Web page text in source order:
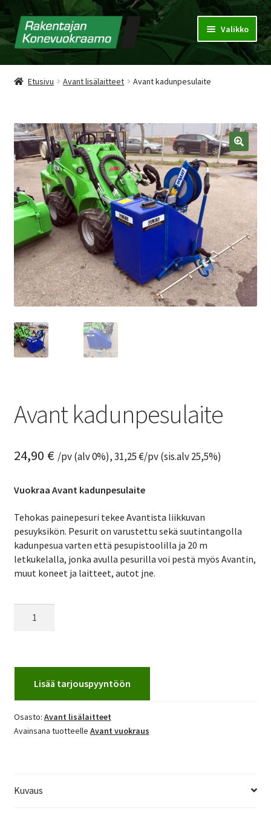
Valikko
Konevuokraamo
Puhdistuspalvelu
Tarjouspyyntökori
Yhteystiedot
Etusivu Avant lisälaitteet Avant kadunpesulaite
🔍
Avant kadunpesulaite
24,90 € /pv (alv 0%),31,25€/pv (sis.alv 25,5%)
Vuokraa Avant kadunpesulaite
Tehokas painepesuri tekee Avantista liikkuvan
pesuyksikön. Pesurit on varustettu sekä suutintangolla
kadunpesua varten että pesupistoolilla ja 20 m
letkukelalla, jonka avulla pesurilla voi pestä myös Avantin,
muut koneet ja laitteet, autot jne.
kadunpesulaite
Lisää tarjouspyyntöön
Osasto: Avant lisälaitteet
Avainsana tuotteelle Avant vuokraus
Kuvaus